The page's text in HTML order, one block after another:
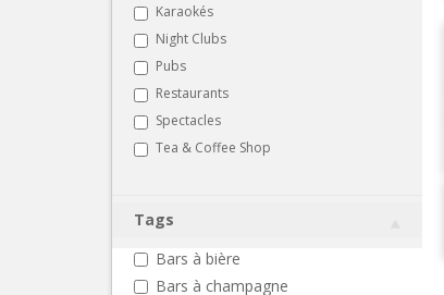
Karaokés
Night Clubs
Pubs
Restaurants
Spectacles
Tea & Coffee Shop
Tags
Bars à bière
Bars à champagne